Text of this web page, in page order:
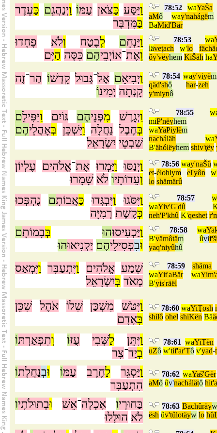
וַיַּסַּע כַּצֹּאן עַמּוֹ וַיְנַהֲגֵם כַּעֵדֶר
בַּמִּדְבָּר
78:52 waYaŠa
aMô way'nahágëm
BaMid'Bär
וַיַּנְחֵם לָבֶטַח וְלֹא
פָחָדוּ
וְאֶת־אוֹיְבֵיהֶם כִּסָּה הַיָּם
78:53 wa
läveţach w'lo
ôy'vëyhem KiŠäh ha
וַיְבִיאֵם אֶל־גְּבוּל קָדְשׁוֹ הַר־זֶה
קָנְתָה יְמִינוֹ
78:54 way'viyëm
qäd'shô har-zeh
y'miynô
וַיְגָרֶשׁ מִפְּנֵיהֶם גּוֹיִם וַיַּפִּילֵם
בְּחֶבֶל נַחֲלָה וַיַּשְׁכֵּן בְּאָהֳלֵיהֶם
שִׁבְטֵי יִשְׂרָאֵל
78:55
miP'nëyhem
waYaPiylëm
nacháläh
wa
B'ähólëyhem shiv'ţëy
וַיְנַסּוּ וַיַּמְרוּ אֶת־אֱלֹהִים
עֶלְיוֹן
וְעֵדוֹתָיו לֹא שָׁמָרוּ
78:56 way'naŠû
et-élohiym el'yôn
lo shämärû
וַיִּסֹּגוּ וַיִּבְגְּדוּ כַּאֲבוֹתָם
נֶהְפְּכוּ
כְּקֶשֶׁת רְמִיָּה
78:57
waYiv'G'dû
neh'P'khû K'qeshet
וַיַּכְעִיסוּהוּ בְּבָמוֹתָם
וּבִפְסִילֵיהֶם יַקְנִיאוּהוּ
78:58 wa
B'vämôtäm ûvi
yaq'niyûhû
שָׁמַע אֱלֹהִים וַיִּתְעַבָּר וַיִּמְאַס
מְאֹד בְּיִשְׂרָאֵל
78:59
shäma
waYit'aBär wa
B'yis'räël
וַיִּטֹּשׁ מִשְׁכַּן שִׁלוֹ אֹהֶל
שִׁכֵּן
בָּאָדָם
78:60 waYiŢosh
shilô ohel shiKën Bä
וַיִּתֵּן לַשְּׁבִי עֻזּוֹ וְתִפְאַרְתּוֹ
בְיַד־צָר
78:61 waYiTën
uZô w'tif'ar'Tô v'yad-
וַיַּסְגֵּר לַחֶרֶב עַמּוֹ וּבְנַחֲלָתוֹ
הִתְעַבָּר
78:62 waYaš'Gër
aMô ûv'nachálätô
בַּחוּרָיו אָכְלָה־אֵשׁ וּבְתוּלֹתָיו
לֹא הוּלָּלוּ
78:63 Bachûräyw
ësh ûv'tûlotäyw lo